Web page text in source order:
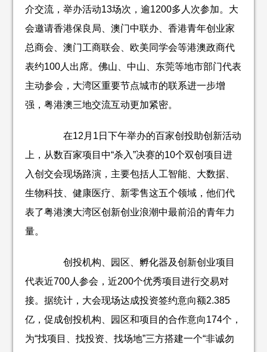
介交流，举办活动13场次，逾1200多人次参加。大
会邀请香港保良局、澳门中联办、香港青年创业家
总商会、澳门工商联会、欧美同学会等港澳政商代
表约100人出席。佛山、中山、东莞等地市部门代表
主动参会，大湾区重要节点城市的联系进一步增
强，粤港澳三地交流互动更加紧密。
在12月1日下午举办的百家创投助创新活动
上，从数百家项目中“杀入”决赛的10个双创项目进
入创交会现场路演，主要包括人工智能、大数据、
生物科技、健康医疗、新零售这五个领域，他们代
表了粤港澳大湾区创新创业浪潮中最前沿的青年力
量。
创投机构、园区、孵化器及创新创业项目
代表近700人参会，近200个优秀项目进行交易对
接。据统计，大会现场达成投资签约意向额2.385
亿，促成创投机构、园区和项目的合作意向174个，
为“找项目、找投资、找场地”三方搭建一个“非诚勿